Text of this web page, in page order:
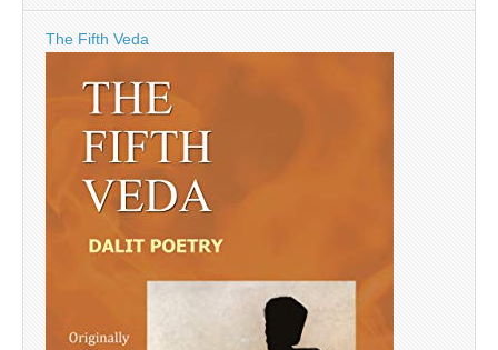
The Fifth Veda